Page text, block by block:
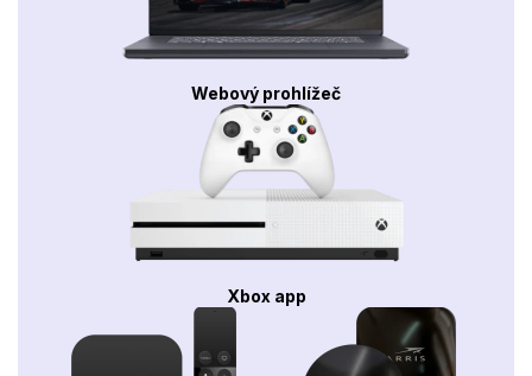
Webový prohlížeč
Xbox app